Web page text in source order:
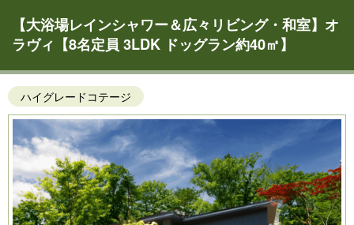
【大浴場レインシャワー＆広々リビング・和室】オ
ラヴィ【8名定員 3LDK ドッグラン約40㎡】
ハイグレードコテージ